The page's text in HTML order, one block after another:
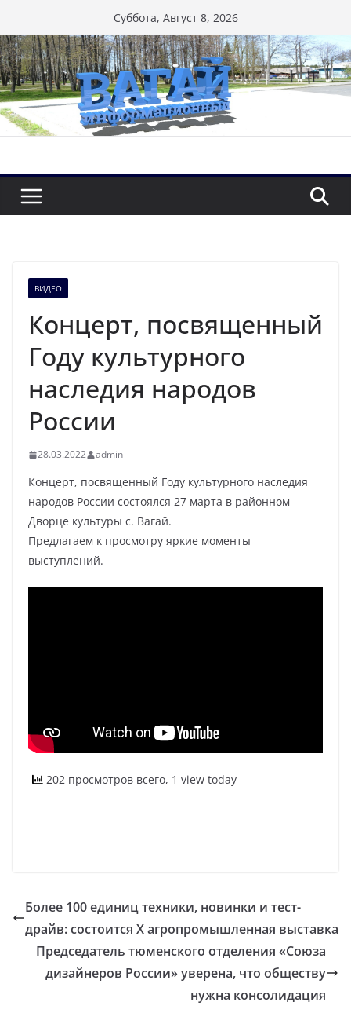
к
содержимому
Суббота, Август 8, 2026
ВИДЕО
Концерт, посвященный
Году культурного
наследия народов
России
28.03.2022 admin
Концерт, посвященный Году культурного наследия
народов России состоялся 27 марта в районном
Дворце культуры с. Вагай.
Предлагаем к просмотру яркие моменты
выступлений.
202 просмотров всего, 1 view today
Более 100 единиц техники, новинки и тест-
драйв: состоится X агропромышленная выставка
Председатель тюменского отделения «Союза
дизайнеров России» уверена, что обществу
нужна консолидация